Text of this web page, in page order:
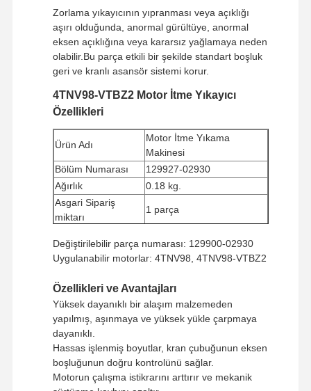
Zorlama yıkayıcının yıpranması veya açıklığı
aşırı olduğunda, anormal gürültüye, anormal
eksen açıklığına veya kararsız yağlamaya neden
olabilir.Bu parça etkili bir şekilde standart boşluk
geri ve kranlı asansör sistemi korur.
4TNV98-VTBZ2 Motor İtme Yıkayıcı
Özellikleri
Ürün Adı
Motor İtme Yıkama
Makinesi
Bölüm Numarası
129927-02930
Ağırlık
0.18 kg.
Asgari Sipariş
miktarı
1 parça
Nakliye yöntemi
UPS/DHL/EMS/TNT/FedEx
Değiştirilebilir parça numarası: 129900-02930
Uygulanabilir motorlar: 4TNV98, 4TNV98-VTBZ2
Özellikleri ve Avantajları
Yüksek dayanıklı bir alaşım malzemeden
yapılmış, aşınmaya ve yüksek yükle çarpmaya
dayanıklı.
Hassas işlenmiş boyutlar, kran çubuğunun eksen
boşluğunun doğru kontrolünü sağlar.
Motorun çalışma istikrarını arttırır ve mekanik